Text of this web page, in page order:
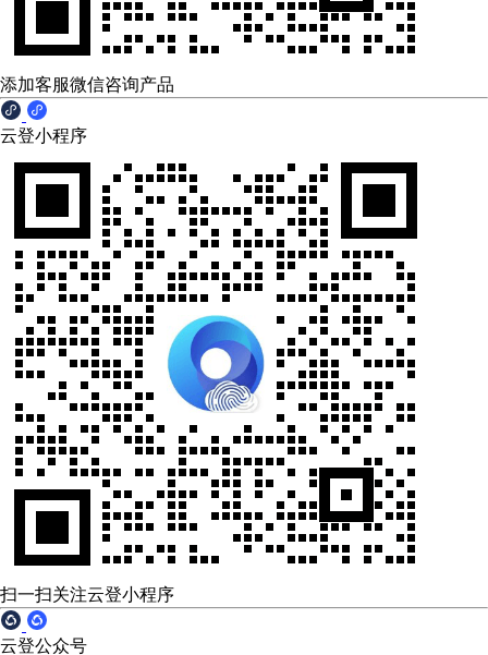
添加客服微信咨询产品
云登小程序
扫一扫关注云登小程序
云登公众号